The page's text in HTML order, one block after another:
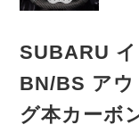
SUBARU
BN/BS ア
グ本カーボ